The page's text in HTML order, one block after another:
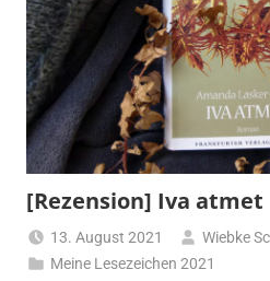
[Rezension] Iva atmet
13. August 2021
Wiebke
Meine Lesezeichen 2021